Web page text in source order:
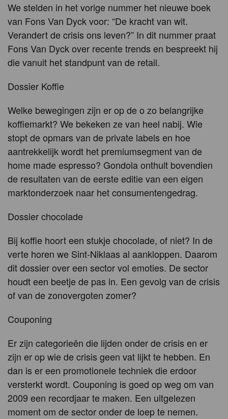
We stelden in het vorige nummer het nieuwe boek
van Fons Van Dyck voor: “De kracht van wit.
Verandert de crisis ons leven?” In dit nummer praat
Fons Van Dyck over recente trends en bespreekt hij
die vanuit het standpunt van de retail.
Dossier Koffie
Welke bewegingen zijn er op de o zo belangrijke
koffiemarkt? We bekeken ze van heel nabij. Wie
stopt de opmars van de private labels en hoe
aantrekkelijk wordt het premiumsegment van de
home made espresso? Gondola onthult bovendien
de resultaten van de eerste editie van een eigen
marktonderzoek naar het consumentengedrag.
Dossier chocolade
Bij koffie hoort een stukje chocolade, of niet? In de
verte horen we Sint-Niklaas al aankloppen. Daarom
dit dossier over een sector vol emoties. De sector
houdt een beetje de pas in. Een gevolg van de crisis
of van de zonovergoten zomer?
Couponing
Er zijn categorieën die lijden onder de crisis en er
zijn er op wie de crisis geen vat lijkt te hebben. En
dan is er een promotionele techniek die erdoor
versterkt wordt. Couponing is goed op weg om van
2009 een recordjaar te maken. Een uitgelezen
moment om de sector onder de loep te nemen.